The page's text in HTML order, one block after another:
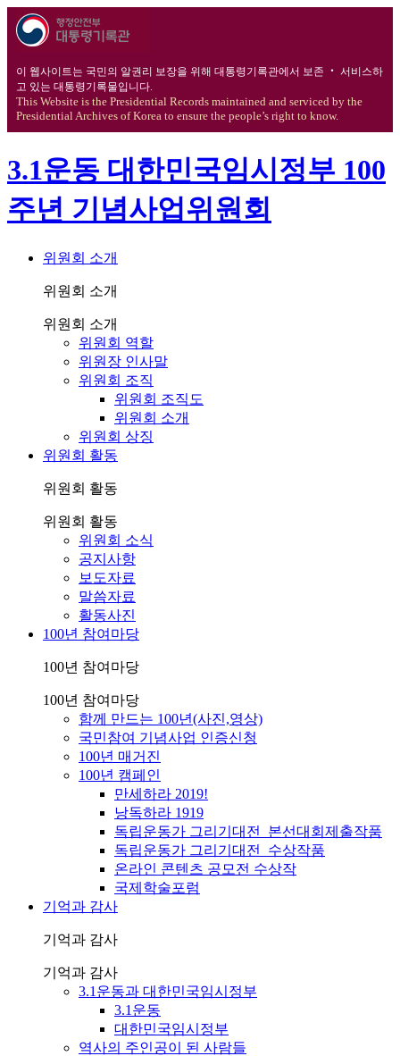
이 웹사이트는 국민의 알권리 보장을 위해 대통령기록관에서 보존 ‧ 서비스하
고 있는 대통령기록물입니다.
This Website is the Presidential Records maintained and serviced by the
Presidential Archives of Korea to ensure the people’s right to know.
3.1운동 대한민국임시정부 100
주년 기념사업위원회
위원회 소개
위원회 소개
위원회 소개
위원회 역할
위원장 인사말
위원회 조직
위원회 조직도
위원회 소개
위원회 상징
위원회 활동
위원회 활동
위원회 활동
위원회 소식
공지사항
보도자료
말씀자료
활동사진
100년 참여마당
100년 참여마당
100년 참여마당
함께 만드는 100년(사진,영상)
국민참여 기념사업 인증신청
100년 매거진
100년 캠페인
만세하라 2019!
낭독하라 1919
독립운동가 그리기대전_본선대회제출작품
독립운동가 그리기대전_수상작품
온라인 콘텐츠 공모전 수상작
국제학술포럼
기억과 감사
기억과 감사
기억과 감사
3.1운동과 대한민국임시정부
3.1운동
대한민국임시정부
역사의 주인공이 된 사람들